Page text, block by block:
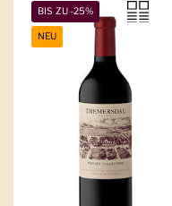
BIS ZU -25%
NEU